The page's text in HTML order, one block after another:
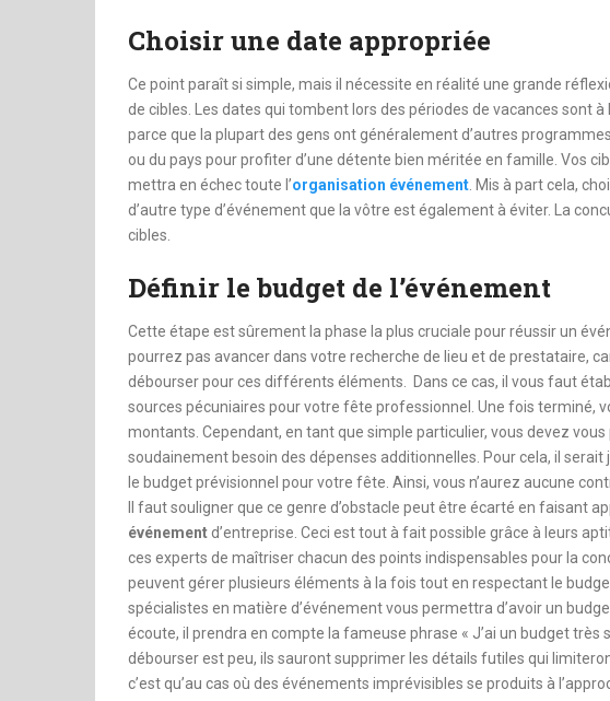
Choisir une date appropriée
Ce point paraît si simple, mais il nécessite en réalité une grande
de cibles. Les dates qui tombent lors des périodes de vacances sont
parce que la plupart des gens ont généralement d’autres
ou du pays pour profiter d’une détente bien méritée en famille. Vos
mettra en échec toute l’organisation événement. Mis à part cela,
d’autre type d’événement que la vôtre est également à éviter. La
cibles.
Définir le budget de l’événement
Cette étape est sûrement la phase la plus cruciale pour réussir un
pourrez pas avancer dans votre recherche de lieu et de prestataire,
débourser pour ces différents éléments. Dans ce cas, il vous faut
sources pécuniaires pour votre fête professionnel. Une fois terminé,
montants. Cependant, en tant que simple particulier, vous devez
soudainement besoin des dépenses additionnelles. Pour cela, il
le budget prévisionnel pour votre fête. Ainsi, vous n’aurez aucune
Il faut souligner que ce genre d’obstacle peut être écarté en faisant
événement d’entreprise. Ceci est tout à fait possible grâce à leurs
ces experts de maîtriser chacun des points indispensables pour la
peuvent gérer plusieurs éléments à la fois tout en respectant le
spécialistes en matière d’événement vous permettra d’avoir un
écoute, il prendra en compte la fameuse phrase « J’ai un budget très
débourser est peu, ils sauront supprimer les détails futiles qui
c’est qu’au cas où des événements imprévisibles se produits à